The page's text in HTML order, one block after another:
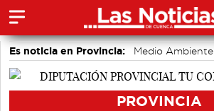
Es noticia en Provincia:
Medio Ambiente
accidentes laborales
PROVINCIA